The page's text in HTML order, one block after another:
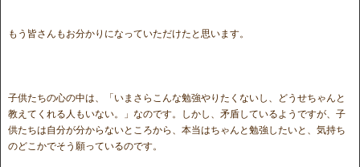
もう皆さんもお分かりになっていただけたと思います。
子供たちの心の中は、「いまさらこんな勉強やりたくないし、どうせちゃんと
教えてくれる人もいない。」なのです。しかし、矛盾しているようですが、子
供たちは自分が分からないところから、本当はちゃんと勉強したいと、気持ち
のどこかでそう願っているのです。